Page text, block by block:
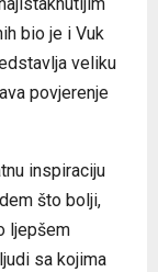
bio je i Vuk
veliku
povjerenje
inspiraciju
što bolji,
ljepšem
sa kojima